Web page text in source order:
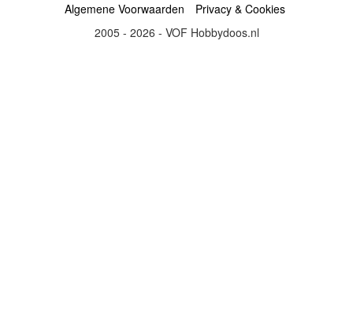
Algemene Voorwaarden
Privacy & Cookies
2005 - 2026 - VOF Hobbydoos.nl